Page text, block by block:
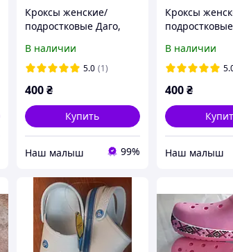
Кроксы женские/
подростковые Даго,
размеры.
В наличии
5.0 (1)
400₴
Купить
‏Наш малыш 99%
Кроксы
размеры.
В наличии
400 ₴
‏Наш малыш